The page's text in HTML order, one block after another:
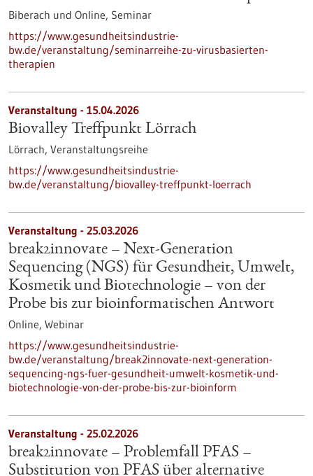
Biberach und Online, Seminar
https://www.gesundheitsindustrie-
bw.de/veranstaltung/seminarreihe-zu-virusbasierten-
therapien
Veranstaltung - 15.04.2026
Biovalley Treffpunkt Lörrach
Lörrach, Veranstaltungsreihe
https://www.gesundheitsindustrie-
bw.de/veranstaltung/biovalley-treffpunkt-loerrach
Veranstaltung - 25.03.2026
break2innovate – Next-Generation
Sequencing (NGS) für Gesundheit, Umwelt,
Kosmetik und Biotechnologie – von der
Probe bis zur bioinformatischen Antwort
Online, Webinar
https://www.gesundheitsindustrie-
bw.de/veranstaltung/break2innovate-next-generation-
sequencing-ngs-fuer-gesundheit-umwelt-kosmetik-und-
biotechnologie-von-der-probe-bis-zur-bioinform
Veranstaltung - 25.02.2026
break2innovate – Problemfall PFAS –
Substitution von PFAS über alternative